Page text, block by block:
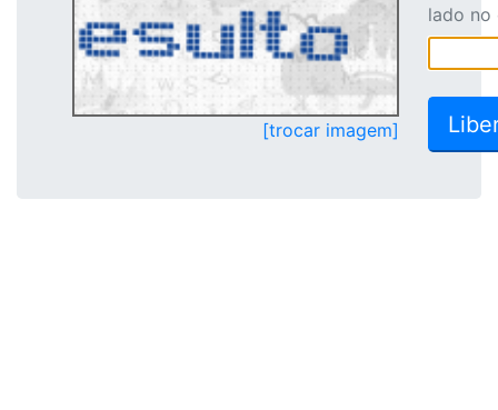
[trocar imagem]
lado no